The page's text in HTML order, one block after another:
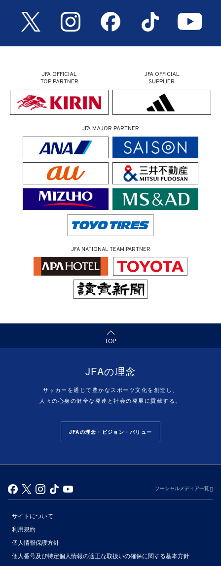
JFA OFFICIAL
TOP PARTNER
JFA OFFICIAL
SUPPLIER
JFA MAJOR PARTNER
JFA NATIONAL TEAM PARTNER
TOP
（ページの先頭へ）
JFAの理念
サッカーを通じて豊かなスポーツ文化を創造し、
人々の心身の健全な発達と社会の発展に貢献する。
JFAの理念・ビジョン・バリュー
ソーシャルメディア一覧
サイトについて
利用規約
個人情報保護方針
個人番号及び特定個人情報の適正な取扱いの確保に関する基本方針